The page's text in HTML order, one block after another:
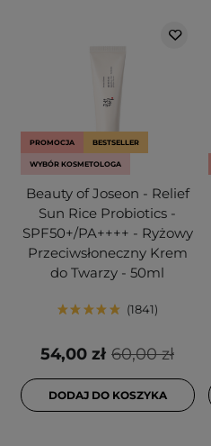
PROMOCJA BESTSELLER
WYBÓR KOSMETOLOGA
Beauty of Joseon - Relief
Sun Rice Probiotics -
SPF50+/PA++++ - Ryżowy
Przeciwsłoneczny Krem
do Twarzy - 50ml
1841
60,00 zł
54,00 zł
DODAJ DO KOSZYKA